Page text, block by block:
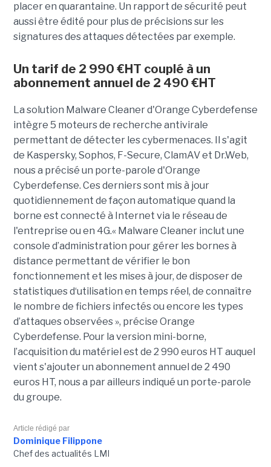
placer en quarantaine. Un rapport de sécurité peut
aussi être édité pour plus de précisions sur les
signatures des attaques détectées par exemple.
Un tarif de 2 990 €HT couplé à un
abonnement annuel de 2 490 €HT
La solution Malware Cleaner d'Orange Cyberdefense
intègre 5 moteurs de recherche antivirale
permettant de détecter les cybermenaces. Il s'agit
de Kaspersky, Sophos, F-Secure, ClamAV et Dr.Web,
nous a précisé un porte-parole d'Orange
Cyberdefense. Ces derniers sont mis à jour
quotidiennement de façon automatique quand la
borne est connecté à Internet via le réseau de
l'entreprise ou en 4G.« Malware Cleaner inclut une
console d’administration pour gérer les bornes à
distance permettant de vérifier le bon
fonctionnement et les mises à jour, de disposer de
statistiques d‘utilisation en temps réel, de connaître
le nombre de fichiers infectés ou encore les types
d’attaques observées », précise Orange
Cyberdefense. Pour la version mini-borne,
l’acquisition du matériel est de 2 990 euros HT auquel
vient s'ajouter un abonnement annuel de 2 490
euros HT, nous a par ailleurs indiqué un porte-parole
du groupe.
Article rédigé par
Dominique Filippone
Chef des actualités LMI